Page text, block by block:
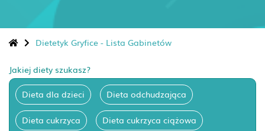
Dietetyk Gryfice - Lista Gabinetów
Jakiej diety szukasz?
Dieta dla dzieci Dieta odchudzająca
Dieta cukrzyca Dieta cukrzyca ciążowa